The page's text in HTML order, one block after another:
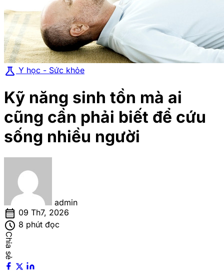
science Y học - Sức khỏe
Kỹ năng sinh tồn mà ai
cũng cần phải biết để cứu
sống nhiều người
admin
calendar_month 09 Th7, 2026
schedule 8 phút đọc
Chia sẻ